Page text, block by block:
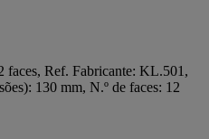
faces, Ref. Fabricante: KL.501,
130 mm, N.º de faces: 12